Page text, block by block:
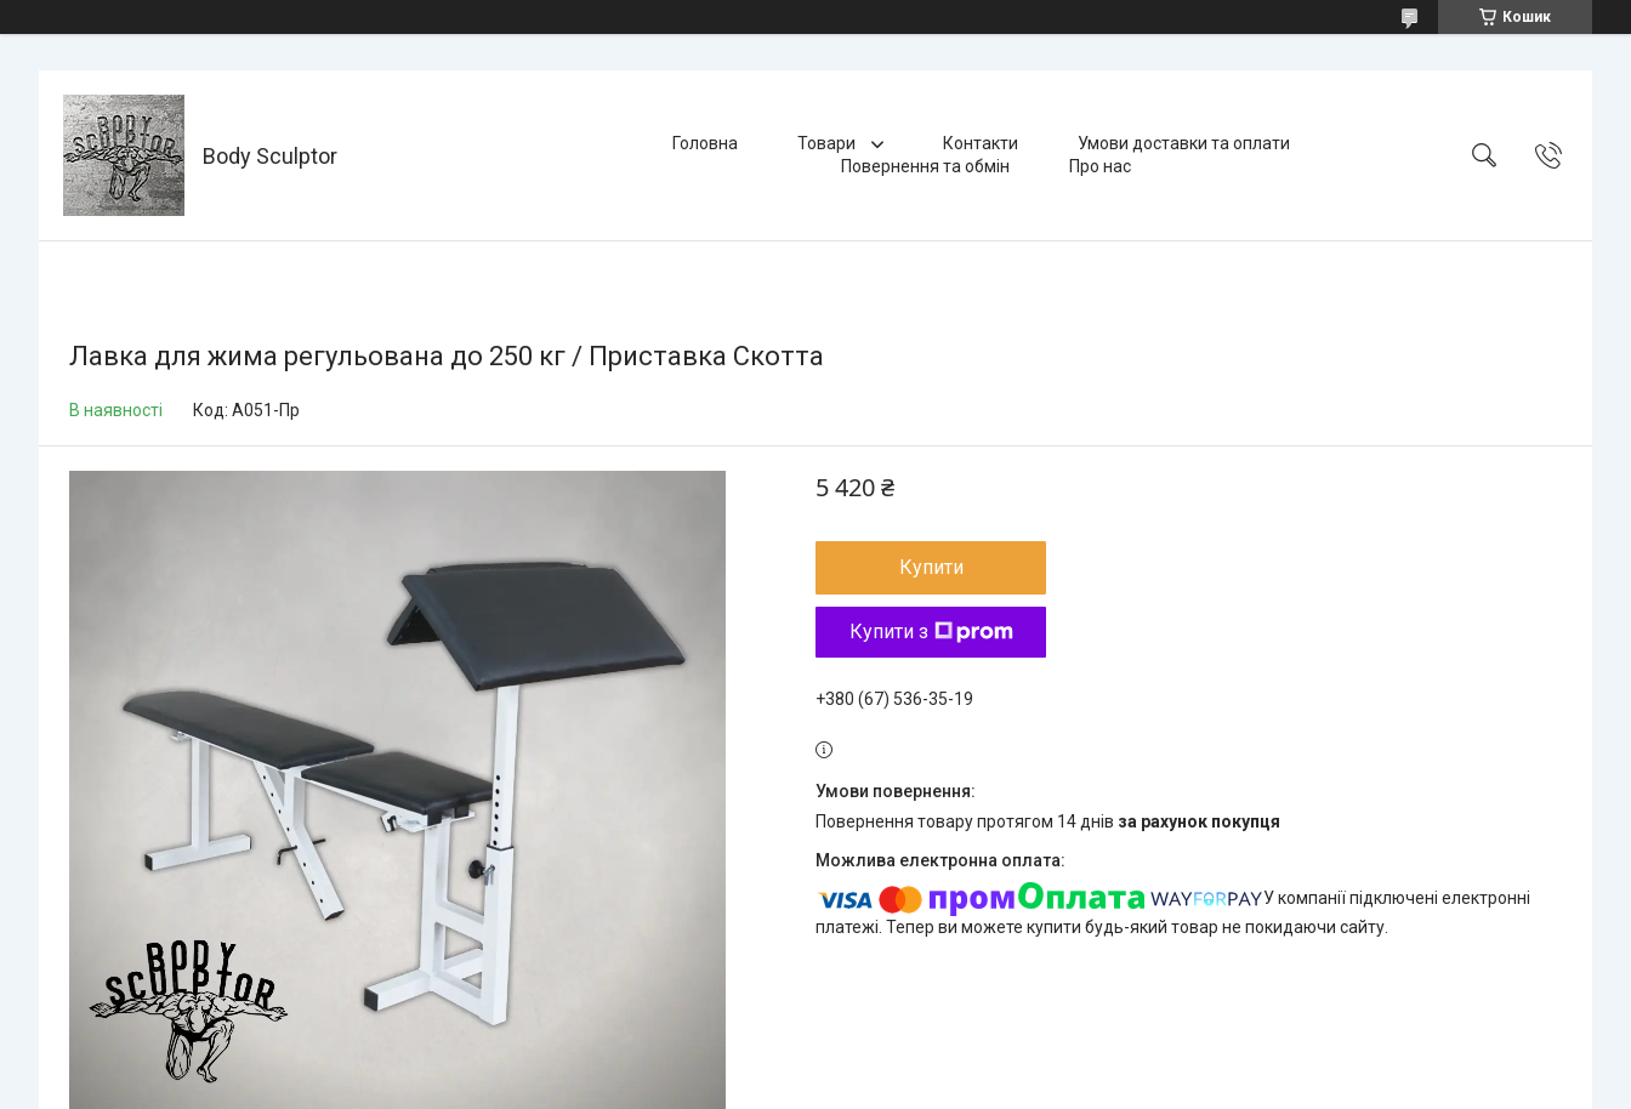
Кошик
Body Sculptor Головна Товари Контакти
Умови доставки та оплати
Повернення та обмін
Про нас
Лавка для жима регульована до 250 кг / Приставка Скотта
В наявності Код: А051-Пр
5 420 ₴
Купити
Купити з
+380 (67) 536-35-19
повернення товару протягом 14 днів за рахунок покупця
У компанії підключені електронні
платежі. Тепер ви можете купити будь-який товар не покидаючи сайту.